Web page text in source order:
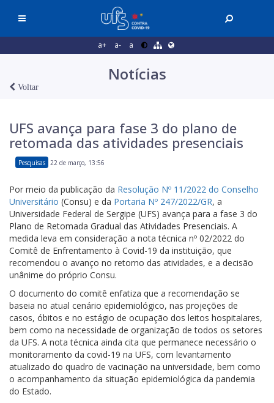
a+ a- a
Notícias
Voltar
UFS avança para fase 3 do plano de
retomada das atividades presenciais
Pesquisas 22 de março, 13:56
Por meio da publicação da Resolução Nº 11/2022 do Conselho
Universitário (Consu) e da Portaria Nº 247/2022/GR, a
Universidade Federal de Sergipe (UFS) avança para a fase 3 do
Plano de Retomada Gradual das Atividades Presenciais. A
medida leva em consideração a nota técnica nº 02/2022 do
Comitê de Enfrentamento à Covid-19 da instituição, que
recomendou o avanço no retorno das atividades, e a decisão
unânime do próprio Consu.
O documento do comitê enfatiza que a recomendação se
baseia no atual cenário epidemiológico, nas projeções de
casos, óbitos e no estágio de ocupação dos leitos hospitalares,
bem como na necessidade de organização de todos os setores
da UFS. A nota técnica ainda cita que permanece necessário o
monitoramento da covid-19 na UFS, com levantamento
atualizado do quadro de vacinação na universidade, bem como
o acompanhamento da situação epidemiológica da pandemia
do Estado.